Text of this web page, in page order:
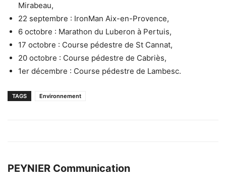
Mirabeau,
22 septembre : IronMan Aix-en-Provence,
6 octobre : Marathon du Luberon à Pertuis,
17 octobre : Course pédestre de St Cannat,
20 octobre : Course pédestre de Cabriès,
1er décembre : Course pédestre de Lambesc.
TAGS Environnement
PEYNIER Communication